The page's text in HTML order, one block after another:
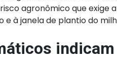
agronômico que exige
à janela de plantio do
indicam